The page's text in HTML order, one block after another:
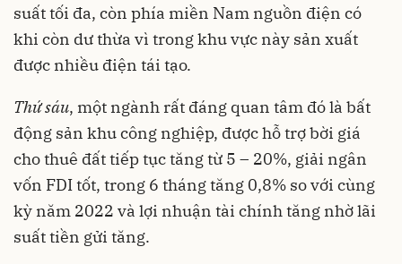
suất tối đa, còn phía miền Nam nguồn điện có
khi còn dư thừa vì trong khu vực này sản xuất
được nhiều điện tái tạo.
Thứsáu, một ngành rất đáng quan tâm đó là bất
động sản khu công nghiệp, được hỗ trợ bời giá
cho thuê đất tiếp tục tăng từ 5 – 20%, giải ngân
vốn FDI tốt, trong 6 tháng tăng 0,8% so với cùng
kỳ năm 2022 và lợi nhuận tài chính tăng nhờ lãi
suất tiền gửi tăng.